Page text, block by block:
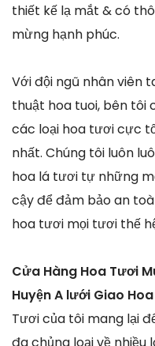
thiết kế lạ mắt & có
mừng hạnh phúc.
Với đội ngũ nhân viên
thuật hoa tuoi, bên tôi
các loại hoa tươi cực
nhất. Chúng tôi luôn
hoa lá tươi tự những
cậy để đảm bảo an
hoa tươi mọi tươi thế
Cửa Hàng Hoa Tươi
Huyện A lưới Giao
Tươi của tôi mang lại
đa chủng loại về nhiều